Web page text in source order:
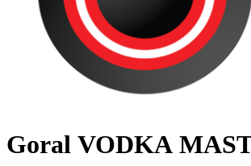
Goral VODKA